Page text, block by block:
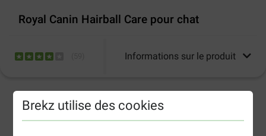
Brekz utilise des cookies
Royal Canin Hairball Care pour chat
Informations sur le produit
2-5 jours ouvrables estimés, sauf indication contraire.